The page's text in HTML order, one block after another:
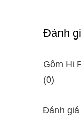
Ðánh
Gôm Hi
(0)
Đánh giá